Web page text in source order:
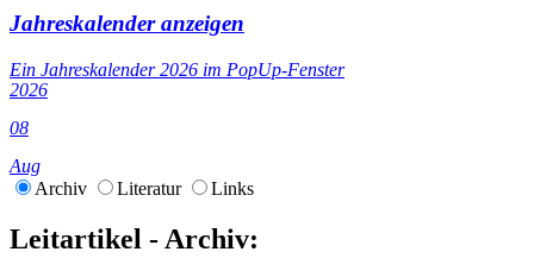
Jahreskalender anzeigen
Ein Jahreskalender 2026 im PopUp-Fenster
2026
08
Aug
Archiv
Literatur Links
Leitartikel - Archiv: